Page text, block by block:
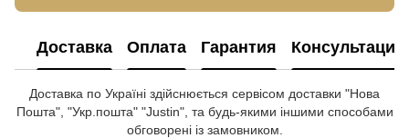
Доставка Оплата Гарантия Консультация
Доставка по Україні здійснюється сервісом доставки "Нова
Пошта", "Укр.пошта" "Justin", та будь-якими іншими способами
обговорені із замовником.